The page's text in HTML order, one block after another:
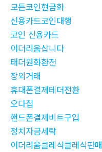
모든코인현금화
신용카드코인대행
코인 신용카드
이더리움삽니다
태더원화환전
장외거래
휴대폰결제테더전환
오다집
핸드폰결제비트구입
정치자금세탁
이더리움클레식클레식판매